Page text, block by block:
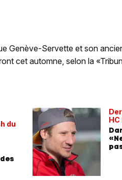
Genève-Servette et son
cet automne, selon la
du
HC